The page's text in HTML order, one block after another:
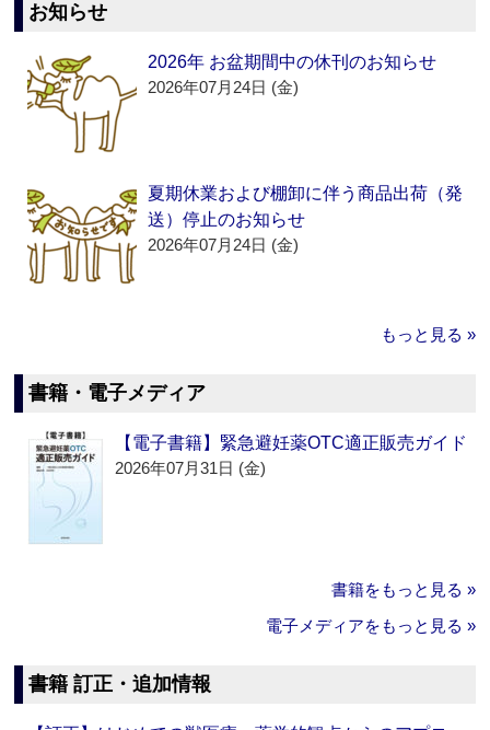
お知らせ
2026年 お盆期間中の休刊のお知らせ
2026年07月24日 (金)
夏期休業および棚卸に伴う商品出荷（発
送）停止のお知らせ
2026年07月24日 (金)
もっと見る »
書籍・電子メディア
【電子書籍】緊急避妊薬OTC適正販売ガイド
2026年07月31日 (金)
書籍をもっと見る »
電子メディアをもっと見る »
書籍 訂正・追加情報